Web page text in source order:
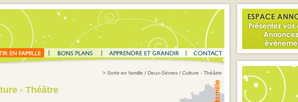
> Sortir en famille / Deux-Sèvres / Culture - Théâtre
- Théâtre